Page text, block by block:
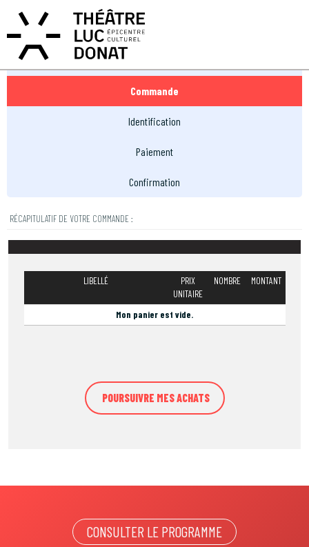
MON COMPTE
Commande
Identification
Paiement
Confirmation
RÉCAPITULATIF DE VOTRE COMMANDE :
LIBELLÉ
PRIX
UNITAIRE
NOMBRE MONTANT
Mon panier est vide.
CONSULTER LE PROGRAMME